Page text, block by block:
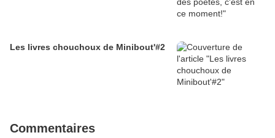
Les livres chouchoux de Minibout'#2
Commentaires